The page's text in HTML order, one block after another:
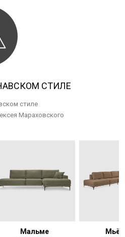
СТИЛЕ
стиле
Мараховского
Мальме